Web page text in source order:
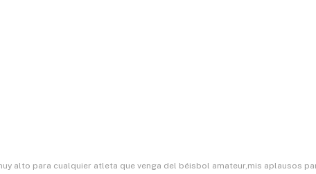
que venga del béisbol amateur,mis aplausos para Abreu,Céspedes,Chapman, Los hermanos Gurriel y